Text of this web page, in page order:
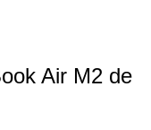
Air M2 de